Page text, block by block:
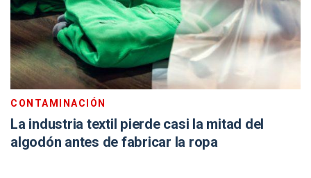
CONTAMINACIÓN
La industria textil pierde casi la mitad del
algodón antes de fabricar la ropa